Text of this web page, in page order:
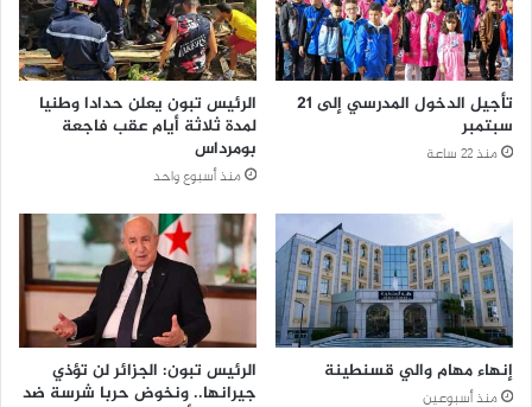
تأجيل الدخول المدرسي إلى 21
سبتمبر
منذ 22 ساعة
الرئيس تبون يعلن حدادا وطنيا
لمدة ثلاثة أيام عقب فاجعة
بومرداس
منذ أسبوع واحد
إنهاء مهام والي قسنطينة
منذ أسبوعين
الرئيس تبون: الجزائر لن تؤذي
جيرانها.. ونخوض حربا شرسة ضد